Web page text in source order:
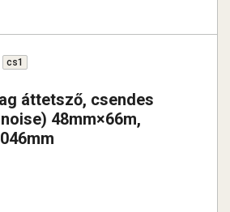
cs1
áttetsző, csendes
48mm×66m,